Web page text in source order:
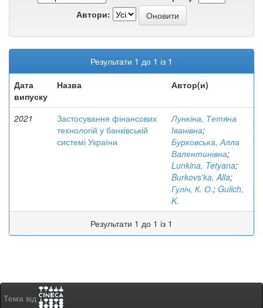
Автори:
Результати 1 до 1 із 1
Дата
випуску
Назва Автор(и)
2021
Застосування фінансових
технологій у банківській
системі України
Лункіна, Тетяна
Іванівна;
Бурковська, Алла
Валентинівна;
Lunkina, Tetyana;
Burkovs'ka, Alla;
Гуліч, К. О.; Gulich,
K.
Результати 1 до 1 із 1
Тема від